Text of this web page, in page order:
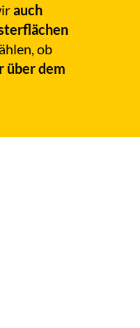
auch
ob
über dem